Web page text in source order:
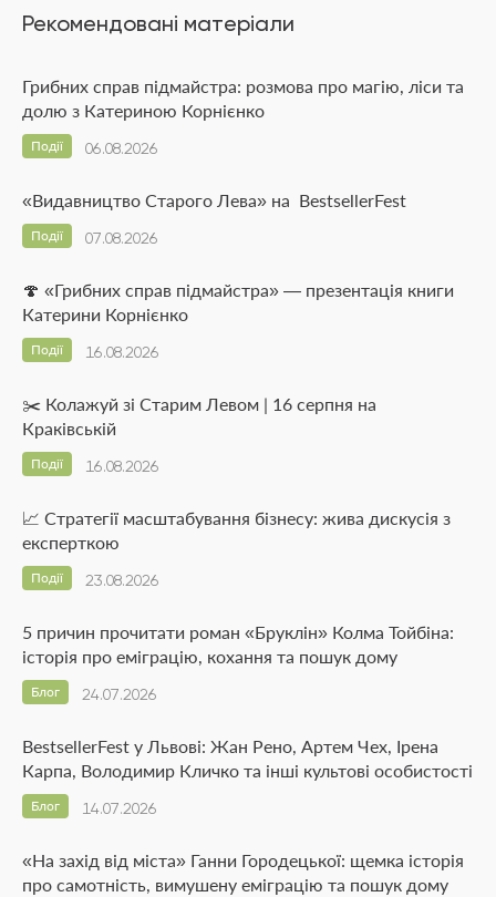
Рекомендовані матеріали
Грибних справ підмайстра: розмова про магію, ліси та
долю з Катериною Корнієнко
06.08.2026
Події
«Видавництво Старого Лева» на BestsellerFest
07.08.2026
Події
🍄 «Грибних справ підмайстра» — презентація книги
Катерини Корнієнко
16.08.2026
Події
✂️ Колажуй зі Старим Левом | 16 серпня на
Краківській
16.08.2026
Події
📈 Стратегії масштабування бізнесу: жива дискусія з
експерткою
23.08.2026
Події
5 причин прочитати роман «Бруклін» Колма Тойбіна:
історія про еміграцію, кохання та пошук дому
24.07.2026
Блог
BestsellerFest у Львові: Жан Рено, Артем Чех, Ірена
Карпа, Володимир Кличко та інші культові особистості
14.07.2026
Блог
«На захід від міста» Ганни Городецької: щемка історія
про самотність, вимушену еміграцію та пошук дому